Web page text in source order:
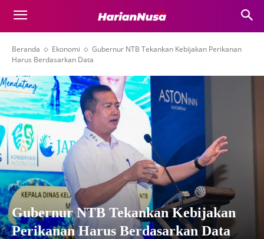
Beranda Ekonomi
Gubernur NTB Tekankan Kebijakan Perikanan
Harus Berdasarkan Data
Gubernur NTB Tekankan Kebijakan
Perikanan Harus Berdasarkan Data